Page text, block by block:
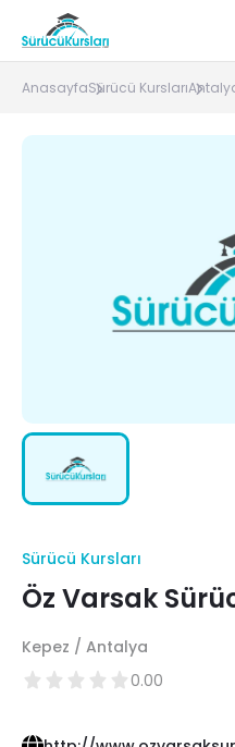
AnasayfaSürücü Kursları
Sürücü Kursları
Öz Varsak
Kepez / Antalya
0.00